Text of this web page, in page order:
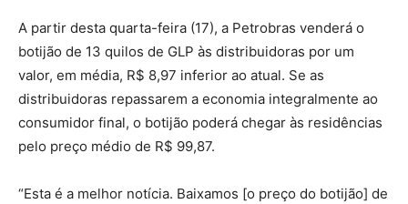
A partir desta quarta-feira (17), a Petrobras venderá o
botijão de 13 quilos de GLP às distribuidoras por um
valor, em média, R$ 8,97 inferior ao atual. Se as
distribuidoras repassarem a economia integralmente ao
consumidor final, o botijão poderá chegar às residências
pelo preço médio de R$ 99,87.
“Esta é a melhor notícia. Baixamos [o preço do botijão] de